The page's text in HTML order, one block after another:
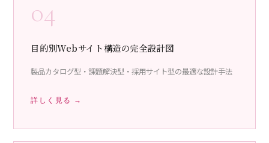
04
目的別Webサイト構造の完全設計図
製品カタログ型・課題解決型・採用サイト型の最適な設計手法
詳しく見る →